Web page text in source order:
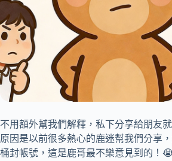
不用額外幫我們解釋，私下分享給朋友就
原因是以前很多熱心的鹿迷幫我們分享
桶封帳號，這是鹿哥最不樂意見到的！